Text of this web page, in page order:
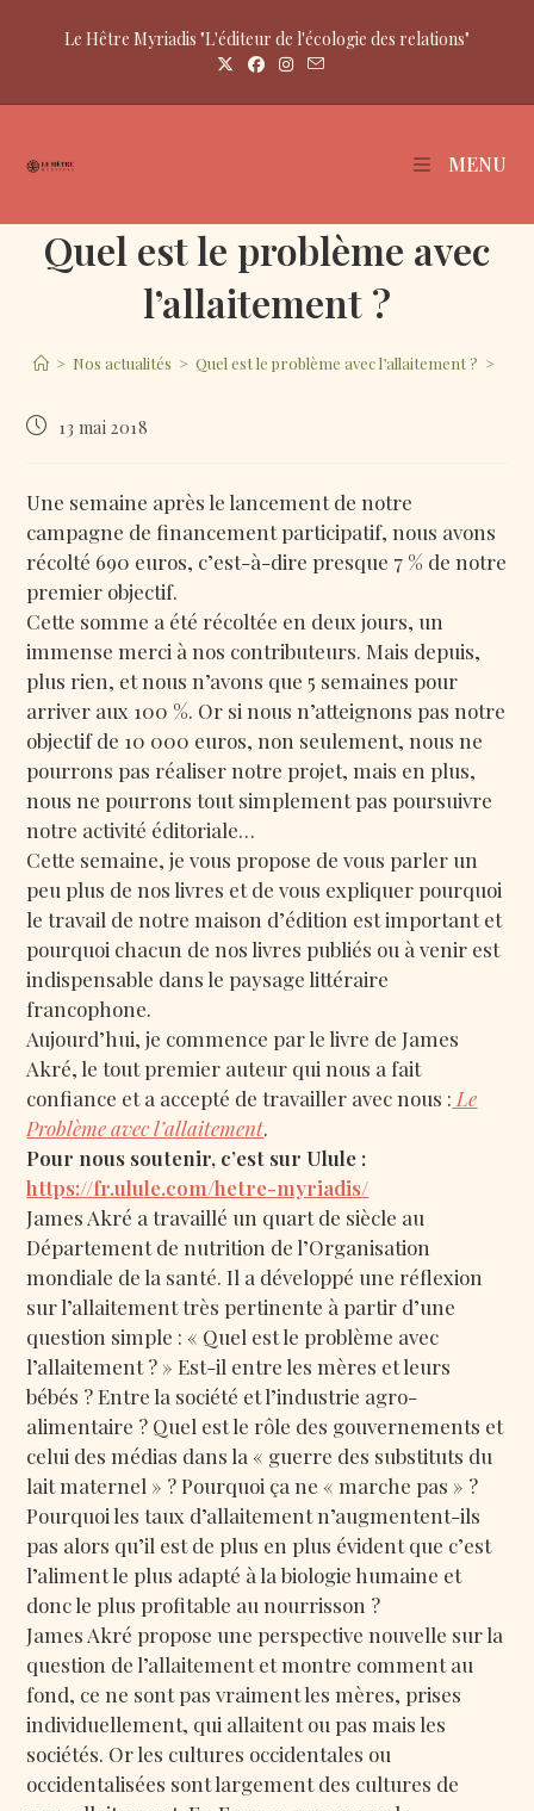
Le Hêtre Myriadis "L'éditeur de l'écologie des relations"
MENU
Quel est le problème avec
l’allaitement ?
> Nos actualités > Quel est le problème avec l’allaitement ? >
Publication
13 mai 2018
Une semaine après le lancement de notre
campagne de financement participatif, nous avons
récolté 690 euros, c’est-à-dire presque 7 % de notre
premier objectif.
Cette somme a été récoltée en deux jours, un
immense merci à nos contributeurs. Mais depuis,
plus rien, et nous n’avons que 5 semaines pour
arriver aux 100 %. Or si nous n’atteignons pas notre
objectif de 10 000 euros, non seulement, nous ne
pourrons pas réaliser notre projet, mais en plus,
nous ne pourrons tout simplement pas poursuivre
notre activité éditoriale…
Cette semaine, je vous propose de vous parler un
peu plus de nos livres et de vous expliquer pourquoi
le travail de notre maison d’édition est important et
pourquoi chacun de nos livres publiés ou à venir est
indispensable dans le paysage littéraire
francophone.
Aujourd’hui, je commence par le livre de James
Akré, le tout premier auteur qui nous a fait
confiance et a accepté de travailler avec nous : Le
Problème avec l’allaitement.
Pour nous soutenir, c’est sur Ulule :
https://fr.ulule.com/hetre-myriadis/
James Akré a travaillé un quart de siècle au
Département de nutrition de l’Organisation
mondiale de la santé. Il a développé une réflexion
sur l’allaitement très pertinente à partir d’une
question simple : « Quel est le problème avec
l’allaitement ? » Est-il entre les mères et leurs
bébés ? Entre la société et l’industrie agro-
alimentaire ? Quel est le rôle des gouvernements et
celui des médias dans la « guerre des substituts du
lait maternel » ? Pourquoi ça ne « marche pas » ?
Pourquoi les taux d’allaitement n’augmentent-ils
pas alors qu’il est de plus en plus évident que c’est
l’aliment le plus adapté à la biologie humaine et
donc le plus profitable au nourrisson ?
James Akré propose une perspective nouvelle sur la
question de l’allaitement et montre comment au
fond, ce ne sont pas vraiment les mères, prises
individuellement, qui allaitent ou pas mais les
sociétés. Or les cultures occidentales ou
occidentalisées sont largement des cultures de